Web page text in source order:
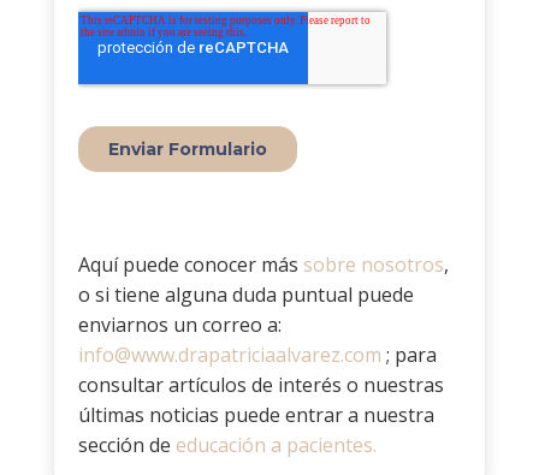
Aquí puede conocer más sobre nosotros,
o si tiene alguna duda puntual puede
enviarnos un correo a:
info@www.drapatriciaalvarez.com ; para
consultar artículos de interés o nuestras
últimas noticias puede entrar a nuestra
sección de educación a pacientes.